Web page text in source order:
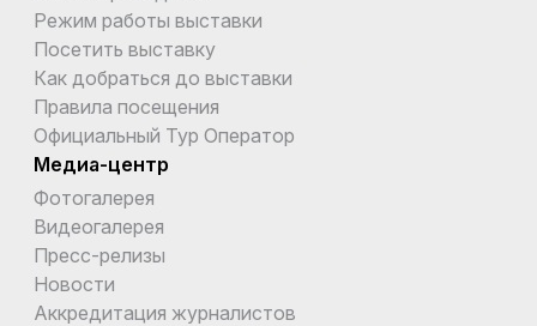
Режим работы выставки
Посетить выставку
Как добраться до выставки
Правила посещения
Официальный Тур Оператор
Медиа-центр
Фотогалерея
Видеогалерея
Пресс-релизы
Новости
Аккредитация журналистов